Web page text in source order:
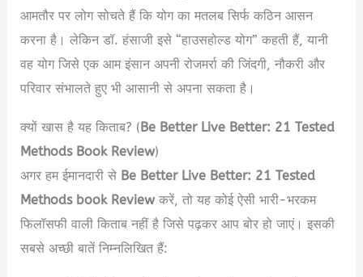
आमतौर पर लोग सोचते हैं कि योग का मतलब सिर्फ कठिन आसन
करना है। लेकिन डॉ. हंसाजी इसे “हाउसहोल्ड योग” कहती हैं, यानी
वह योग जिसे एक आम इंसान अपनी रोजमर्रा की जिंदगी, नौकरी और
परिवार संभालते हुए भी आसानी से अपना सकता है।
क्यों खास है यह किताब? (Be Better Live Better: 21 Tested
Methods Book Review)
अगर हम ईमानदारी से Be Better Live Better: 21 Tested
Methods book Reviewकरें, तो यह कोई ऐसी भारी-भरकम
फिलॉसफी वाली किताब नहीं है जिसे पढ़कर आप बोर हो जाएं। इसकी
सबसे अच्छी बातें निम्नलिखित हैं: